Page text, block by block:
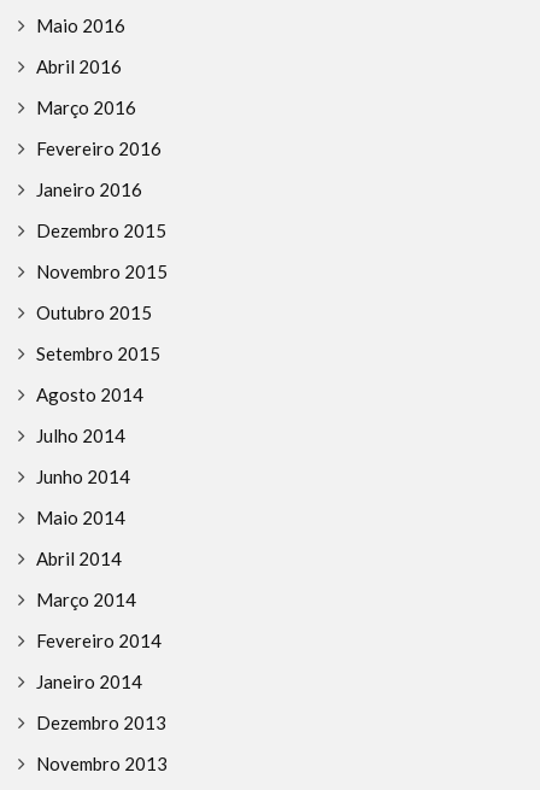
Maio 2016
Abril 2016
Março 2016
Fevereiro 2016
Janeiro 2016
Dezembro 2015
Novembro 2015
Outubro 2015
Setembro 2015
Agosto 2014
Julho 2014
Junho 2014
Maio 2014
Abril 2014
Março 2014
Fevereiro 2014
Janeiro 2014
Dezembro 2013
Novembro 2013